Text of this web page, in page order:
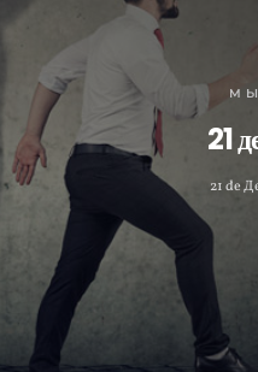
21
21 de